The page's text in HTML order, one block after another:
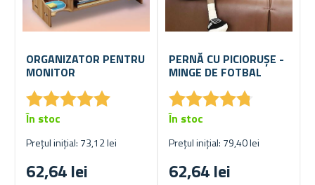
ORGANIZATOR PENTRU
MONITOR
★★★★★
★★★★★
Prețul inițial: 73,12 lei
62,64 lei
În stoc
PERNĂ CU PICIORUȘE -
MINGE DE FOTBAL
★★★★★
★★★★★
Prețul inițial: 79,40 lei
62,64 lei
În stoc